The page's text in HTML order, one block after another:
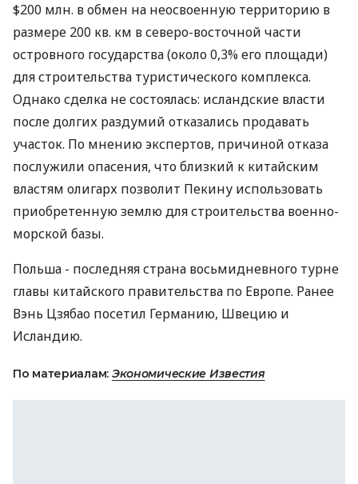
$200 млн. в обмен на неосвоенную территорию в
размере 200 кв. км в северо-восточной части
островного государства (около 0,3% его площади)
для строительства туристического комплекса.
Однако сделка не состоялась: исландские власти
после долгих раздумий отказались продавать
участок. По мнению экспертов, причиной отказа
послужили опасения, что близкий к китайским
властям олигарх позволит Пекину использовать
приобретенную землю для строительства военно-
морской базы.
Польша - последняя страна восьмидневного турне
главы китайского правительства по Европе. Ранее
Вэнь Цзябао посетил Германию, Швецию и
Исландию.
По материалам: Экономические Известия